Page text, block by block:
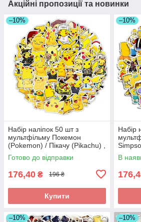
Акційні пропозиції та новинки
–10%
Набір наліпок 50 шт з
мультфільму Покемон
(Pokemon) / Пікачу (Pikachu) ,
наклейка на телефон ноутбук
гаджети
Готово до відправки
176,40 ₴ 196 ₴
Купити
–10%
Набір
В
–10% –10%